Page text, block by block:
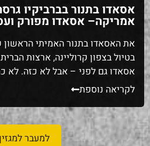
אסאדו בתנור בברביקיו
אמריקה– אסאדו מפורק
את האסאדו בתנור האמיתי
בטיול בצפון קרוליינה, ארצות
אסאדו גם לפני – אבל לא כזה. לא
הולך להראות לכם איך מכינים
שעושים אותו אצל הקאובויס
ועודכן בשנת 2025✅
[…]
לקריאה נוספת
למעבר